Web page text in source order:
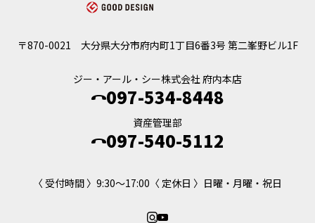
〒870-0021 大分県大分市府内町1丁目6番3号 第二峯野ビル1F
ジー・アール・シー株式会社 府内本店
097-534-8448
資産管理部
097-540-5112
〈 受付時間 〉9:30～17:00 〈 定休日 〉日曜・月曜・祝日